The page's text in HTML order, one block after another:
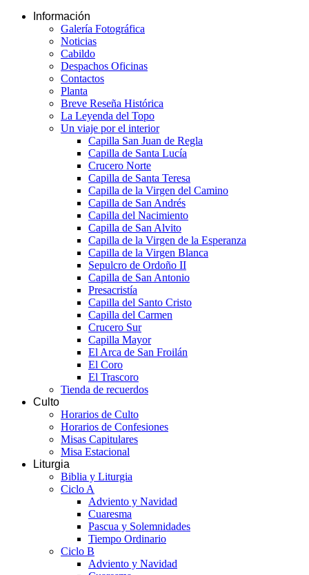
Información
Galería Fotográfica
Noticias
Cabildo
Despachos Oficinas
Contactos
Planta
Breve Reseña Histórica
La Leyenda del Topo
Un viaje por el interior
Capilla San Juan de Regla
Capilla de Santa Lucía
Crucero Norte
Capilla de Santa Teresa
Capilla de la Virgen del Camino
Capilla de San Andrés
Capilla del Nacimiento
Capilla de San Alvito
Capilla de la Virgen de la Esperanza
Capilla de la Virgen Blanca
Sepulcro de Ordoño II
Capilla de San Antonio
Presacristía
Capilla del Santo Cristo
Capilla del Carmen
Crucero Sur
Capilla Mayor
El Arca de San Froilán
El Coro
El Trascoro
Tienda de recuerdos
Culto
Horarios de Culto
Horarios de Confesiones
Misas Capitulares
Misa Estacional
Liturgia
Biblia y Liturgia
Ciclo A
Adviento y Navidad
Cuaresma
Pascua y Solemnidades
Tiempo Ordinario
Ciclo B
Adviento y Navidad